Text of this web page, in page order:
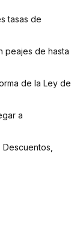
tasas de
peajes de hasta
de la Ley de
a